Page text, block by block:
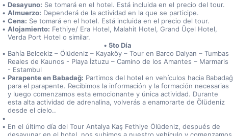
Desayuno: Se tomará en el hotel. Está incluida en el precio del tour.
Almuerzo: Dependerá de la actividad en la que se participe.
Cena: Se tomará en el hotel. Está incluida en el precio del tour.
Alojamiento: Fethiye/ Era Hotel, Malahit Hotel, Grand Üçel Hotel,
Verda Port Hotel o similar.
5to Día
Bahía Belcekiz – Ölüdeniz – Kayaköy – Tour en Barco Dalyan – Tumbas
Reales de Kaunos - Playa İztuzu – Camino de los Amantes – Marmaris
- Estambul
Parapente en Babadağ: Partimos del hotel en vehículos hacia Babadağ
para el parapente. Recibimos la información y la formación necesarias
y luego comenzamos esta emocionante y única actividad. Durante
esta alta actividad de adrenalina, volverás a enamorarte de Ölüdeniz
desde el cielo..
En el último día del Tour Antalya Kaş Fethiye Ölüdeniz, después de